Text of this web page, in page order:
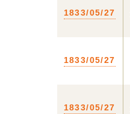
1833/05/27
1833/05/27
1833/05/27